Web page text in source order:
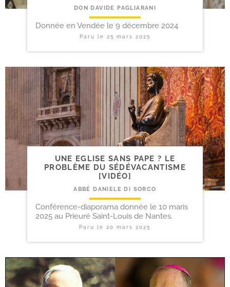
DON DAVIDE PAGLIARANI
Donnée en Vendée le 9 décembre 2024
Paru le 25 mars 2025
UNE EGLISE SANS PAPE ? LE
PROBLÈME DU SÉDÉVACANTISME
[VIDÉO]
ABBÉ DANIELE DI SORCO
Conférence-diaporama donnée le 10 maris
2025 au Prieuré Saint-Louis de Nantes.
Paru le20 mars 2025